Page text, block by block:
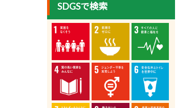
SDGSで検索